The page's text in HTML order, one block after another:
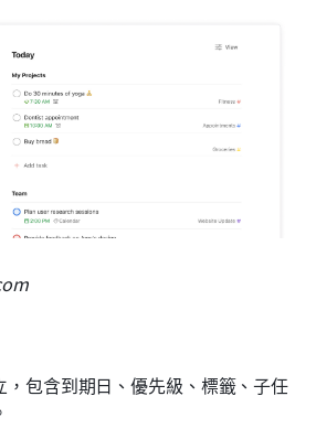
，包含到期日、優先級、標籤、子任